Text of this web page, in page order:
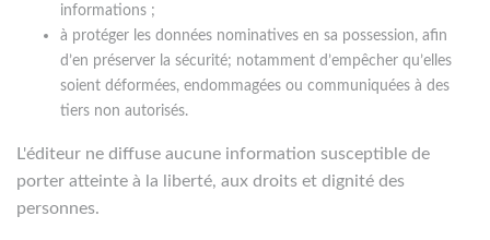
informations ;
à protéger les données nominatives en sa possession, afin
d’en préserver la sécurité; notamment d’empêcher qu’elles
soient déformées, endommagées ou communiquées à des
tiers non autorisés.
L'éditeur ne diffuse aucune information susceptible de
porter atteinte à la liberté, aux droits et dignité des
personnes.